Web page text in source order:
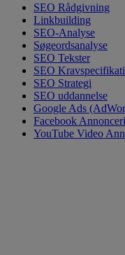
SEO Rådgivning
Linkbuilding
SEO-Analyse
Søgeordsanalyse
SEO Tekster
SEO
SEO Strategi
SEO uddannelse
Google Ads
Facebook
YouTube Video